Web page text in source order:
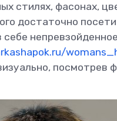
стилях, фасонах,
достаточно
посмотрев